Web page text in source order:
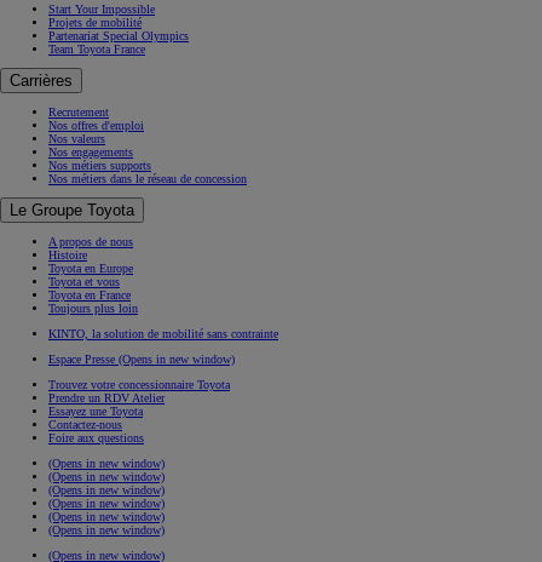
Start Your Impossible
Projets de mobilité
Partenariat Special Olympics
Team Toyota France
Carrières
Recrutement
Nos offres d'emploi
Nos valeurs
Nos engagements
Nos métiers supports
Nos métiers dans le réseau de concession
Le Groupe Toyota
A propos de nous
Histoire
Toyota en Europe
Toyota et vous
Toyota en France
Toujours plus loin
KINTO, la solution de mobilité sans contrainte
Espace Presse (Opens in new window)
Trouvez votre concessionnaire Toyota
Prendre un RDV Atelier
Essayez une Toyota
Contactez-nous
Foire aux questions
(Opens in new window)
(Opens in new window)
(Opens in new window)
(Opens in new window)
(Opens in new window)
(Opens in new window)
(Opens in new window)